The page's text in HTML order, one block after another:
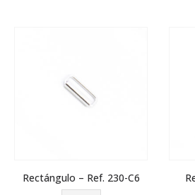
Rectángulo – Ref. 230-C6